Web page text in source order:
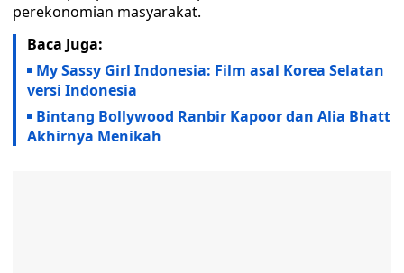
perekonomian masyarakat.
Baca Juga:
My Sassy Girl Indonesia: Film asal Korea Selatan
versi Indonesia
Bintang Bollywood Ranbir Kapoor dan Alia Bhatt
Akhirnya Menikah